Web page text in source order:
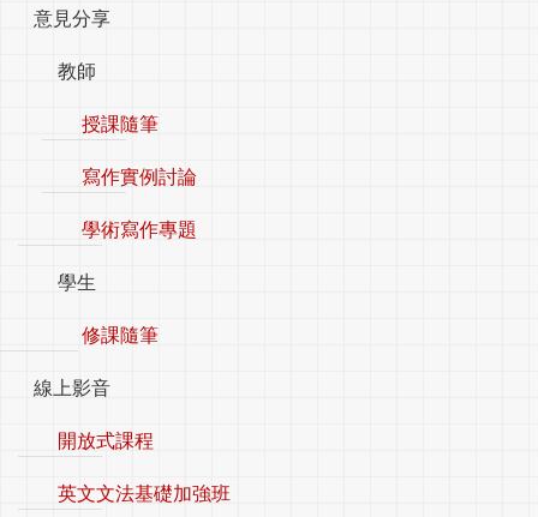
意見分享
教師
授課隨筆
寫作實例討論
學術寫作專題
學生
修課隨筆
線上影音
開放式課程
英文文法基礎加強班